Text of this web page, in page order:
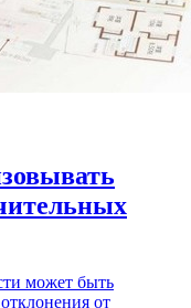
может быть
от